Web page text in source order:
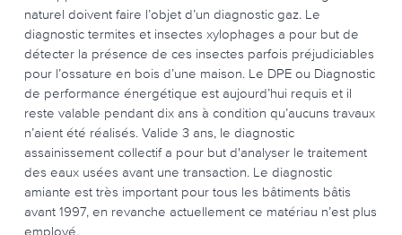
naturel doivent faire l’objet d’un diagnostic gaz. Le
diagnostic termites et insectes xylophages a pour but de
détecter la présence de ces insectes parfois préjudiciables
pour l’ossature en bois d’une maison. Le DPE ou Diagnostic
de performance énergétique est aujourd’hui requis et il
reste valable pendant dix ans à condition qu’aucuns travaux
n’aient été réalisés. Valide 3 ans, le diagnostic
assainissement collectif a pour but d'analyser le traitement
des eaux usées avant une transaction. Le diagnostic
amiante est très important pour tous les bâtiments bâtis
avant 1997, en revanche actuellement ce matériau n’est plus
employé.